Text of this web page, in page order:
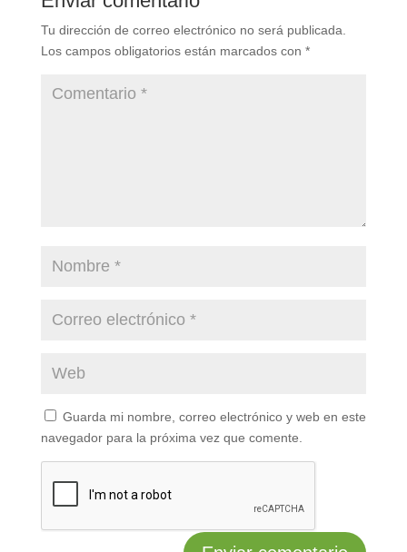
Tu dirección de correo electrónico no será publicada.
Los campos obligatorios están marcados con *
Guarda mi nombre, correo electrónico y web en este
navegador para la próxima vez que comente.